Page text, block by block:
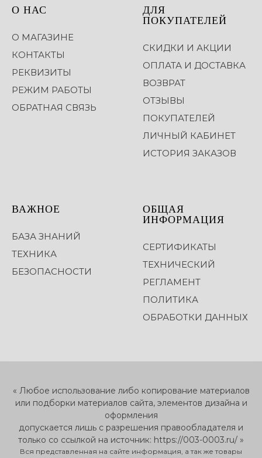
О НАС
О МАГАЗИНЕ
КОНТАКТЫ
РЕКВИЗИТЫ
РЕЖИМ РАБОТЫ
ОБРАТНАЯ СВЯЗЬ
ДЛЯ
ПОКУПАТЕЛЕЙ
СКИДКИ И АКЦИИ
ОПЛАТА И ДОСТАВКА
ВОЗВРАТ
ОТЗЫВЫ
ПОКУПАТЕЛЕЙ
ЛИЧНЫЙ КАБИНЕТ
ИСТОРИЯ ЗАКАЗОВ
ВАЖНОЕ
БАЗА ЗНАНИЙ
ТЕХНИКА
БЕЗОПАСНОСТИ
ОБЩАЯ
ИНФОРМАЦИЯ
СЕРТИФИКАТЫ
ТЕХНИЧЕСКИЙ
РЕГЛАМЕНТ
ПОЛИТИКА
ОБРАБОТКИ ДАННЫХ
« Любое использование либо копирование материалов
или подборки материалов сайта, элементов дизайна и
оформления
допускается лишь с разрешения правообладателя и
только со ссылкой на источник: https://003-0003.ru/ »
Вся представленная на сайте информация, а так же товары